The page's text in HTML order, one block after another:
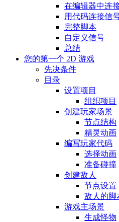
在编辑器中连
用代码连接信
完整脚本
自定义信号
总结
您的第一个 2D 游戏
先决条件
目录
设置项目
组织项目
创建玩家场景
节点结构
精灵动画
编写玩家代码
选择动画
准备碰撞
创建敌人
节点设置
敌人的脚
游戏主场景
生成怪物